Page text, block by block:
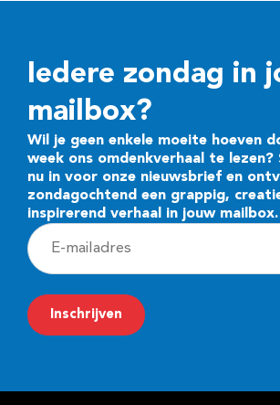
Iedere zondag in
mailbox?
Wil je geen enkele moeite hoeven
week ons omdenkverhaal te lezen?
nu in voor onze nieuwsbrief en
zondagochtend een grappig,
inspirerend verhaal in jouw mailbox.
E
-
m
a
Inschrijven